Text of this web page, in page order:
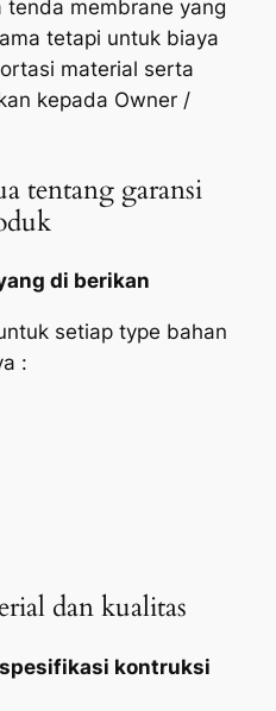
membrane yang
tetapi untuk biaya
material serta
kepada Owner /
tentang garansi
di berikan
setiap type bahan
:
dan kualitas
kontruksi